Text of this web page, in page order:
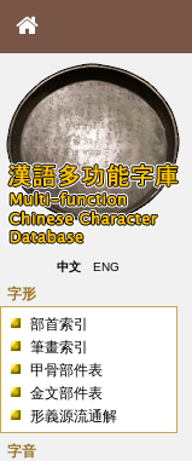
中文 ENG
字形
部首索引
筆畫索引
甲骨部件表
金文部件表
形義源流通解
字音